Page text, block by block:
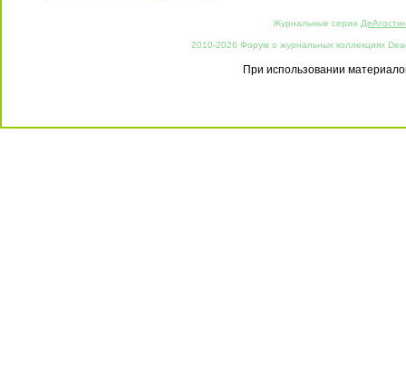
Журнальные серии
2010-2026 Форум о журнальных коллекциях
При использовании